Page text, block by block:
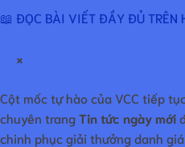
📖 ĐỌC BÀI VIẾT ĐẦY ĐỦ TRÊN
×
Cột mốc tự hào của VCC tiếp
chuyên trangTin tức ngày mới
chinh phục giải thưởng danh giá